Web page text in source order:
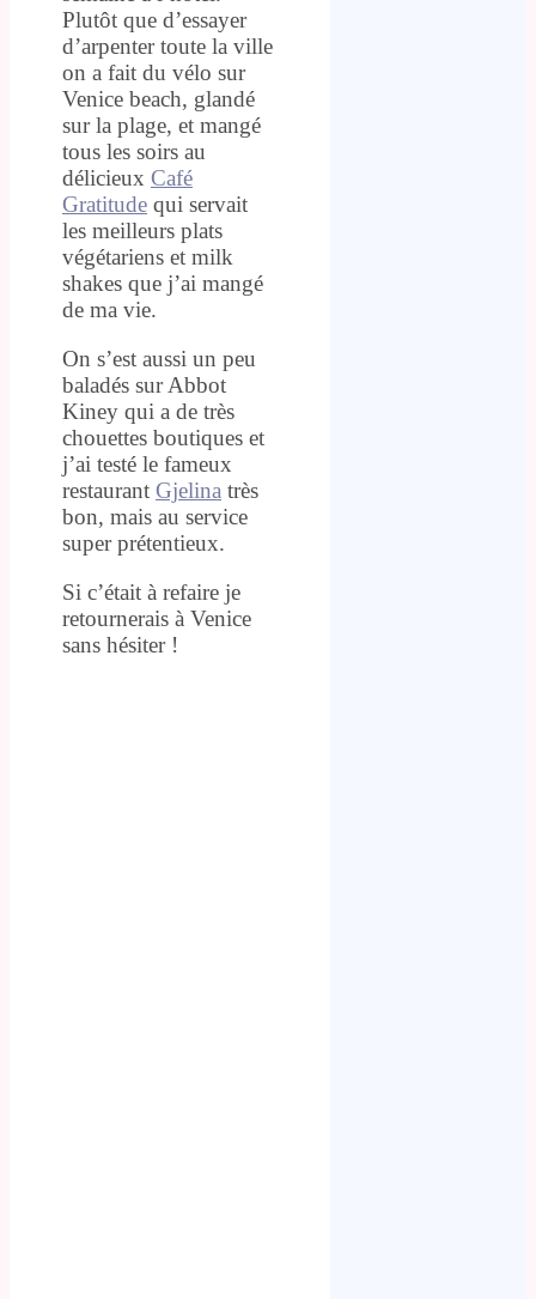
Plutôt que d’essayer
d’arpenter toute la ville
on a fait du vélo sur
Venice beach, glandé
sur la plage, et mangé
tous les soirs au
délicieux Café
Gratitude qui servait
les meilleurs plats
végétariens et milk
shakes que j’ai mangé
de ma vie.
On s’est aussi un peu
baladés sur Abbot
Kiney qui a de très
chouettes boutiques et
j’ai testé le fameux
restaurant Gjelina très
bon, mais au service
super prétentieux.
Si c’était à refaire je
retournerais à Venice
sans hésiter !